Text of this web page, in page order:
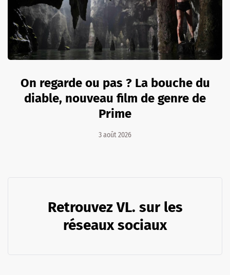
On regarde ou pas ? La bouche du
diable, nouveau film de genre de
Prime
3 août 2026
Retrouvez VL. sur les
réseaux sociaux